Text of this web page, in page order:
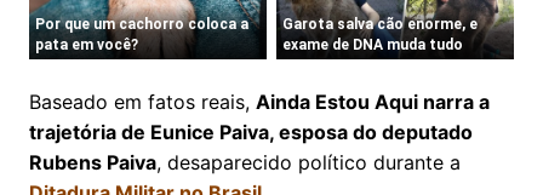
Baseado em fatos reais, Ainda Estou Aqui narra a
trajetória de Eunice Paiva, esposa do deputado
Rubens Paiva, desaparecido político durante a